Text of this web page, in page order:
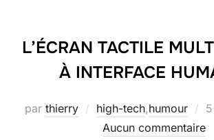
L’ÉCRAN TACTILE
À INTERFACE
par thierry high-tech,humour
le
Aucun commentaire